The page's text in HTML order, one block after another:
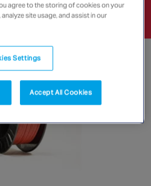
agree to the storing of cookies on your
site usage, and assist in our
Settings
Accept All Cookies